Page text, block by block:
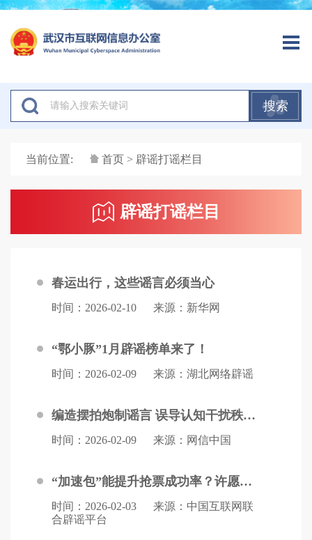
搜索
当前位置: 首页 > 辟谣打谣栏目
辟谣打谣栏目
春运出行，这些谣言必须当心
时间：2026-02-10 来源：新华网
“鄂小豚”1月辟谣榜单来了！
时间：2026-02-09 来源：湖北网络辟谣
编造摆拍炮制谣言 误导认知干扰秩序 网信公安等部门持续发力协同治理
时间：2026-02-09 来源：网信中国
“加速包”能提升抢票成功率？许愿就能候补成功？官方粉碎涉铁路运输年度十大谣言！
时间：2026-02-03
来源：中国互联网联
合辟谣平台